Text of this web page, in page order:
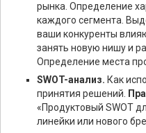
рынка. Определение
каждого сегмента.
ваши конкуренты
занять новую нишу и
Определение места
SWOT-анализ. Как
принятия решений.
«Продуктовый SWOT
линейки или нового